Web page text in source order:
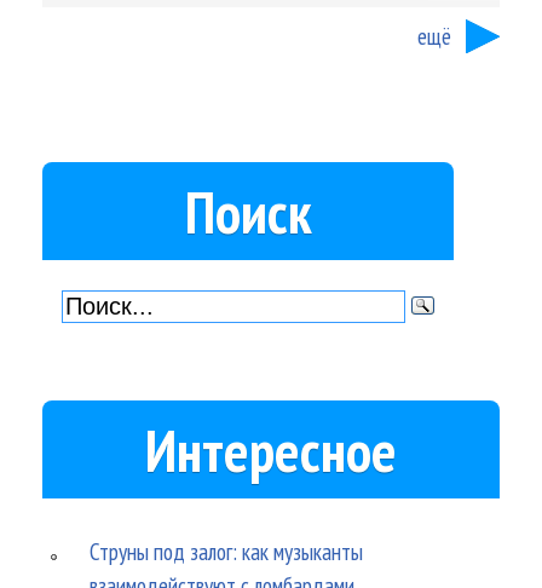
ещё
Поиск
Интересное
Струны под залог: как музыканты